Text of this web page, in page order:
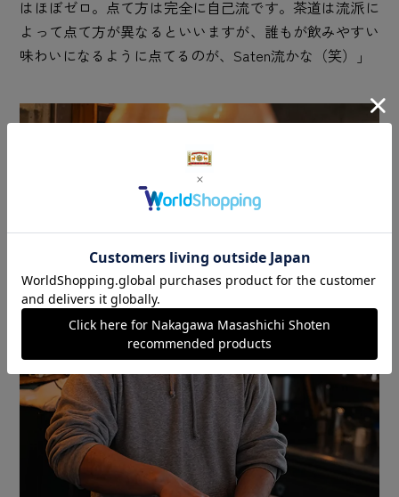
はほぼゼロ。点て方は完全に自己流です。茶道は流派に
よって点て方が異なるといいますが、誰もが飲みやすい
味わいになるように点てるのが、Saten流かな（笑）」